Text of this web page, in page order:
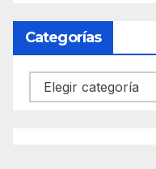
Categorías
Categorías